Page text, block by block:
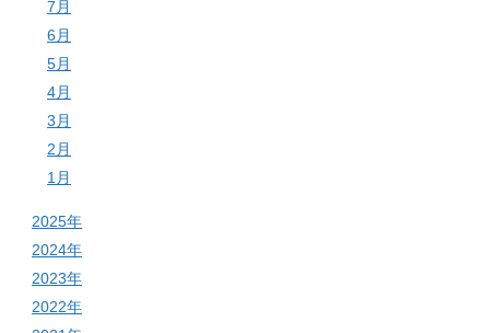
7月
6月
5月
4月
3月
2月
1月
2025年
2024年
2023年
2022年